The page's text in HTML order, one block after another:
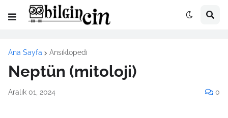
Ana Sayfa Ansiklopedi
Neptün (mitoloji)
Aralık 01, 2024 0